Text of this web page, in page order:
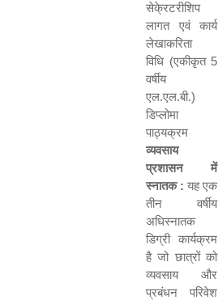
सेके्रटरीशिप
लागत एवं कार्य
लेखाकरिता
विधि (एकीकृत 5
वर्षीय
एल.एल.बी.)
डिप्लोमा
पाठ्यक्रम
व्यवसाय
प्रशासन में
स्नातक : यह एक
तीन वर्षीय
अधिस्नातक
डिग्री कार्यक्रम
है जो छात्रों को
व्यवसाय और
प्रबंधन परिवेश